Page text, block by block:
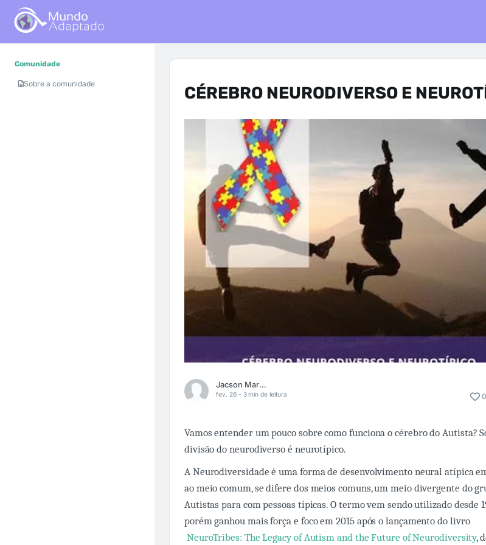
Comunidade
Sobre a comunidade CÉREBRO NEURODIVERSO E
Jacson Marçal
fev. 26 - 3 min de leitura 0
Vamos entender um pouco sobre como funciona o cérebro do Autista?
divisão do neurodiverso é neurotípico.
A Neurodiversidade é uma forma de desenvolvimento neural atípica
ao meio comum, se difere dos meios comuns, um meio divergente do
Autistas para com pessoas típicas. O termo vem sendo utilizado desde
porém ganhou mais força e foco em 2015 após o lançamento do livro
NeuroTribes: The Legacy of Autism and the Future of Neurodiversity,